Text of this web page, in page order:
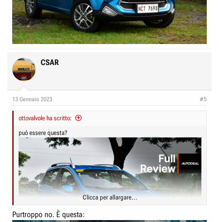
CSAR
13 Gennaio 2023 #5
ottovalvole ha scritto:
può essere questa?
Clicca per allargare...
Purtroppo no. È questa: